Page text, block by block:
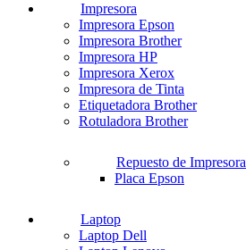
Impresora
Impresora Epson
Impresora Brother
Impresora HP
Impresora Xerox
Impresora de Tinta
Etiquetadora Brother
Rotuladora Brother
Repuesto de Impresora
Placa Epson
Laptop
Laptop Dell